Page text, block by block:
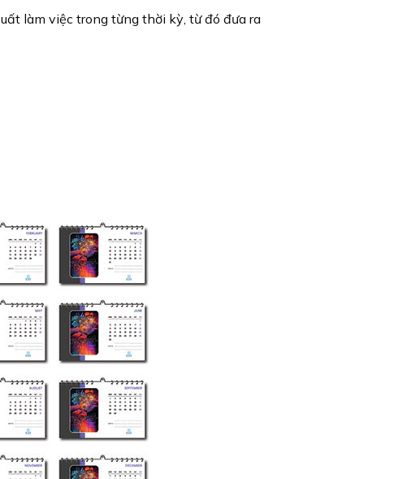
làm việc trong từng thời kỳ, từ đó đưa ra